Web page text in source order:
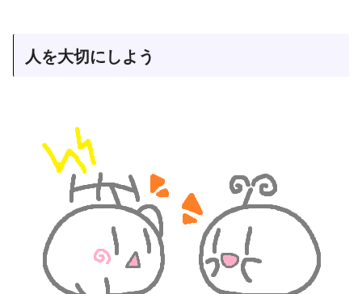
人を大切にしよう